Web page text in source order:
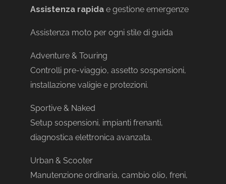
Assistenza rapida e gestione emergenze
Assistenza moto per ogni stile di guida
Adventure & Touring
Controlli pre-viaggio, assetto sospensioni,
installazione valigie e protezioni.
Sportive & Naked
Setup sospensioni, impianti frenanti,
diagnostica elettronica avanzata.
Urban & Scooter
Manutenzione ordinaria, cambio olio, freni,